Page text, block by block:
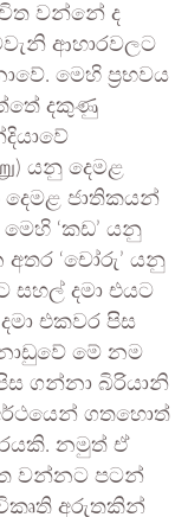
වන්නේ ද
ආහාරවලට
මෙහි ප්‍රභවය
දකුණු
යනු දෙමළ
ජාතිකයන්
මෙහි ‘කඩ’ යනු
‘චෝරු’ යනු
දමා එයට
එකවර පිස
මේ නම
ගන්නා බිරියානි
ගතහොත්
නමුත් ඒ
වන්නට පටන්
අරුතකින්